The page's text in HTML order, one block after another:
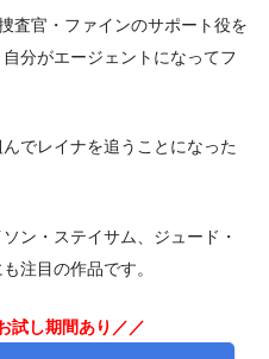
査官・ファインのサポート役を
分がエージェントになってフ
でレイナを追うことになった
ン・ステイサム、ジュード・
注目の作品です。
試し期間あり／／